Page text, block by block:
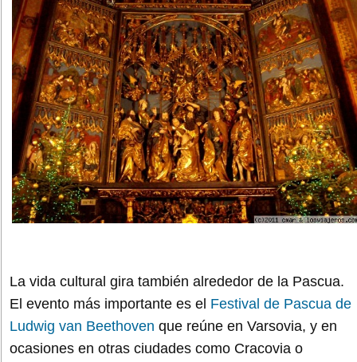
La vida cultural gira también alrededor de la Pascua.
El evento más importante es el Festival de Pascua de
Ludwig van Beethoven que reúne en Varsovia, y en
ocasiones en otras ciudades como Cracovia o